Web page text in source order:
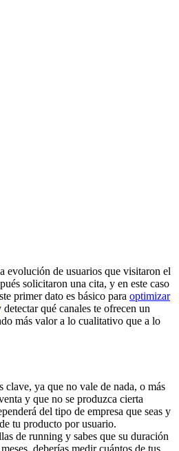
evolución de usuarios que visitaron el
solicitaron una cita, y en este caso
primer dato es básico para optimizar
detectar qué canales te ofrecen un
más valor a lo cualitativo que a lo
ya que no vale de nada, o más
y que no se produzca cierta
del tipo de empresa que seas y
tu producto por usuario.
de running y sabes que su duración